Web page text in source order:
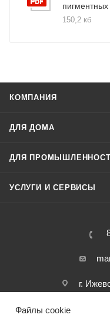
150,2 кб
КОМПАНИЯ
ДЛЯ ДОМА
ДЛЯ
УСЛУГИ И СЕРВИСЫ
г.
Файлы cookie